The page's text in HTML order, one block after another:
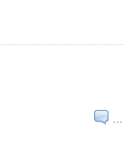
…